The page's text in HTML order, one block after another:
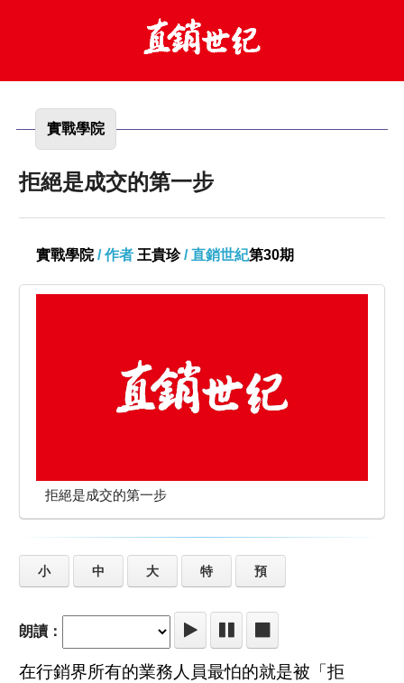
實戰學院
拒絕是成交的第一步
實戰學院/ 作者 王貴珍 / 直銷世紀第30期
拒絕是成交的第一步
小 中 大 特 預
朗讀：
在行銷界所有的業務人員最怕的就是被「拒